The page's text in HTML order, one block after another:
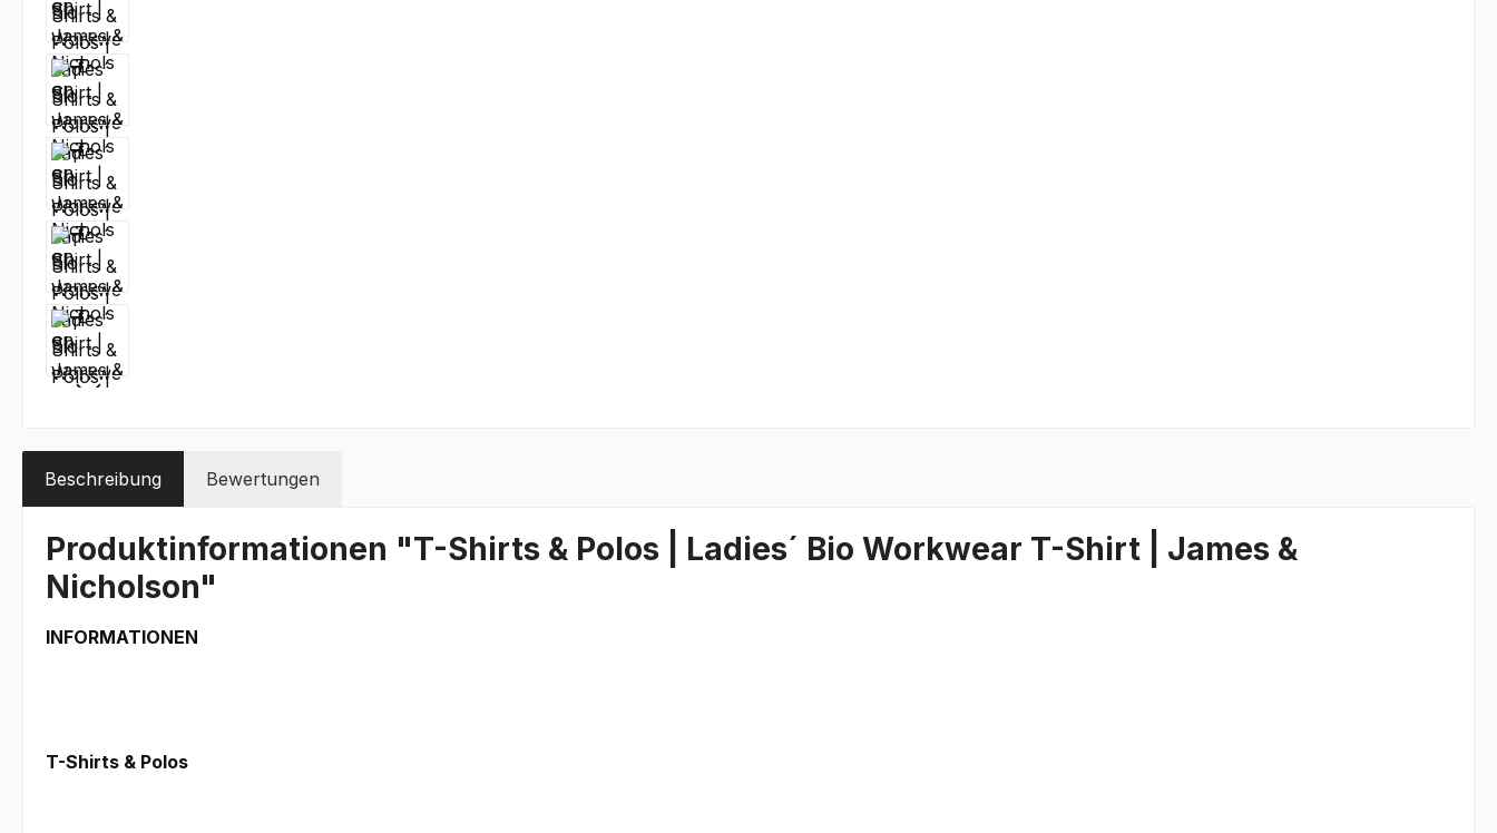
Beschreibung Bewertungen
Produktinformationen "T-Shirts & Polos | Ladies´ Bio Workwear T-Shirt | James &
Nicholson"
INFORMATIONEN
T-Shirts & Polos